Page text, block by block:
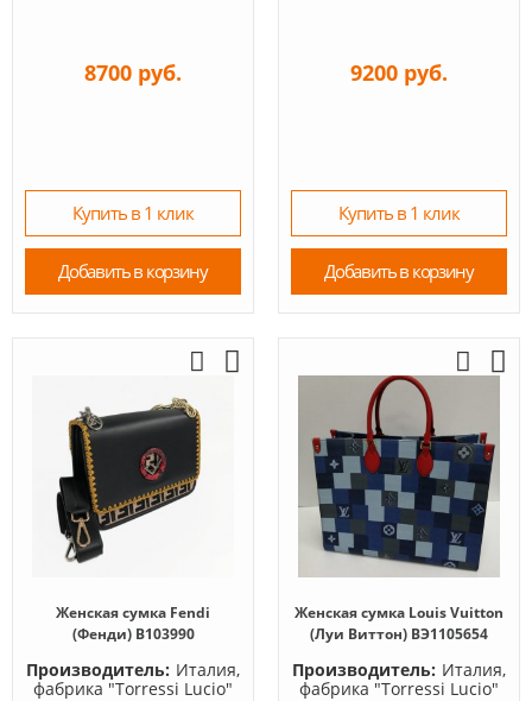
8700 руб.
Купить в 1 клик
Добавить в корзину
9200 руб.
Купить в 1 клик
Добавить в корзину
Женская сумка Fendi
(Фенди) B103990
Производитель: Италия,
фабрика "Torressi Lucio"
Женская сумка Louis Vuitton
(Луи Виттон) BЭ1105654
Производитель: Италия,
фабрика "Torressi Lucio"